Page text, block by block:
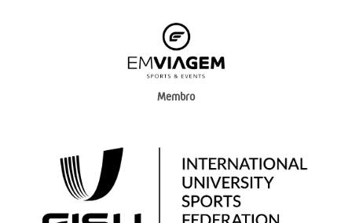
Membro